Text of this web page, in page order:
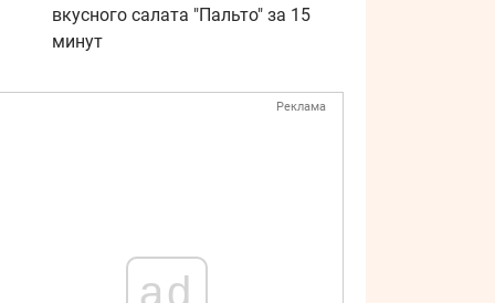
вкусного салата "Пальто" за 15
минут
Реклама
ad